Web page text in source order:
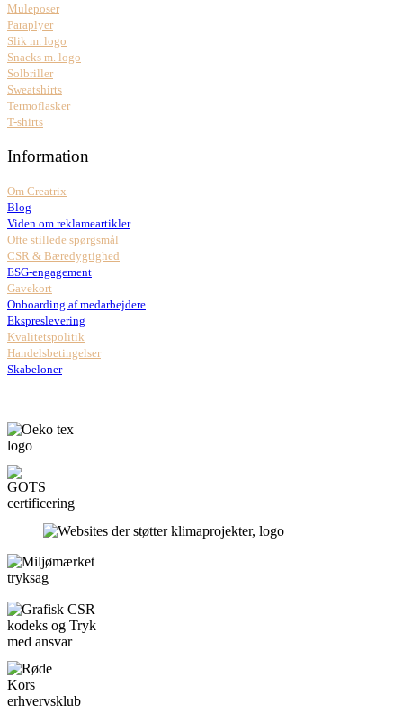
Muleposer
Paraplyer
Slik m. logo
Snacks m. logo
Solbriller
Sweatshirts
Termoflasker
T-shirts
Information
Om Creatrix
Blog
Viden om reklameartikler
Ofte stillede spørgsmål
CSR & Bæredygtighed
ESG-engagement
Gavekort
Onboarding af medarbejdere
Ekspreslevering
Kvalitetspolitik
Handelsbetingelser
Skabeloner